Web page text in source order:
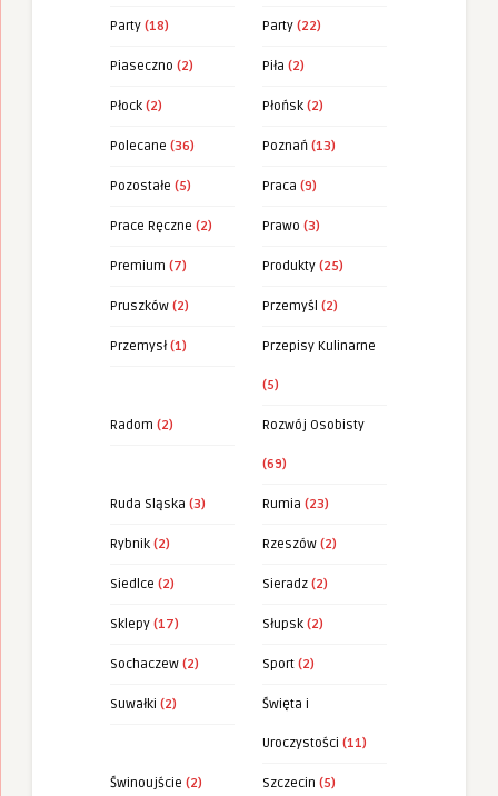
Party (18) Party (22)
Piaseczno (2) Piła (2)
Płock (2) Płońsk (2)
Polecane (36) Poznań (13)
Pozostałe (5) Praca (9)
Prace Ręczne (2) Prawo (3)
Premium (7) Produkty (25)
Pruszków (2) Przemyśl (2)
Przemysł (1) Przepisy Kulinarne
(5)
Radom (2) Rozwój Osobisty
(69)
Ruda Sląska (3) Rumia (23)
Rybnik (2) Rzeszów (2)
Siedlce (2) Sieradz (2)
Sklepy (17) Słupsk (2)
Sochaczew (2) Sport (2)
Suwałki (2) Święta i
Uroczystości (11)
Świnoujście (2) Szczecin (5)